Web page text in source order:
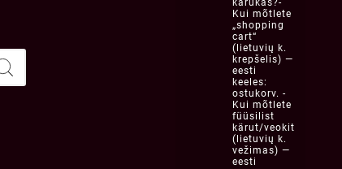
Kui mõtlete
„shopping
cart“
(lietuvių k.
krepšelis) —
eesti
keeles:
ostukorv. -
Kui mõtlete
füüsilist
kärut/veokit
(lietuvių k.
vežimas) —
eesti